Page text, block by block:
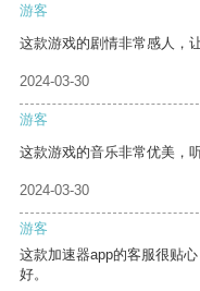
游客
这款游戏的剧情非常感人，
2024-03-30
游客
这款游戏的音乐非常优美，
2024-03-30
游客
这款加速器app的客服很贴
好。